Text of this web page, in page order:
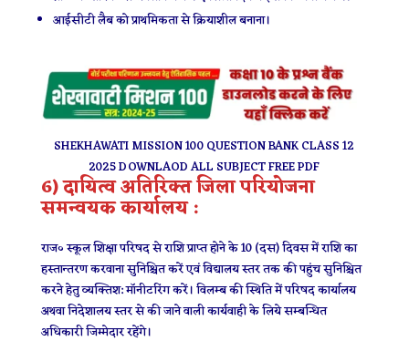
आईसीटी लैब को प्राथमिकता से क्रियाशील बनाना।
SHEKHAWATI MISSION 100 QUESTION BANK CLASS 12
2025 DOWNLAOD ALL SUBJECT FREE PDF
6) दायित्व अतिरिक्त जिला परियोजना
समन्वयक कार्यालय :
राज० स्कूल शिक्षा परिषद से राशि प्राप्त होने के 10 (दस) दिवस में राशि का
हस्तान्तरण करवाना सुनिश्चित करें एवं विद्यालय स्तर तक की पहुंच सुनिश्चित
करने हेतु व्यक्तिश: मॉनीटरिंग करें। विलम्ब की स्थिति में परिषद कार्यालय
अथवा निदेशालय स्तर से की जाने वाली कार्यवाही के लिये सम्बन्धित
अधिकारी जिम्मेदार रहेंगे।